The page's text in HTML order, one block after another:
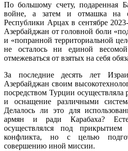
По большому счету, подаренная
войне, а затем и отмашка на
Республики Арцах в сентябре
Азербайджан от головной боли
и «попранной территориальной
не осталось ни единой
отмежеваться от взятых на себя
За последние десять лет
Азербайджан своим
посредством Турции
и оснащение различными
Делалось ли это для
армян и ради Карабаха?
осуществлялся под прикрытием
конфликта, но с целью
совершению иной миссии.